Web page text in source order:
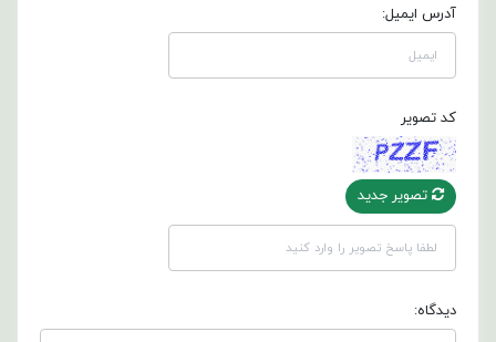
آدرس ایمیل:
کد تصویر
تصویر جدید
دیدگاه: